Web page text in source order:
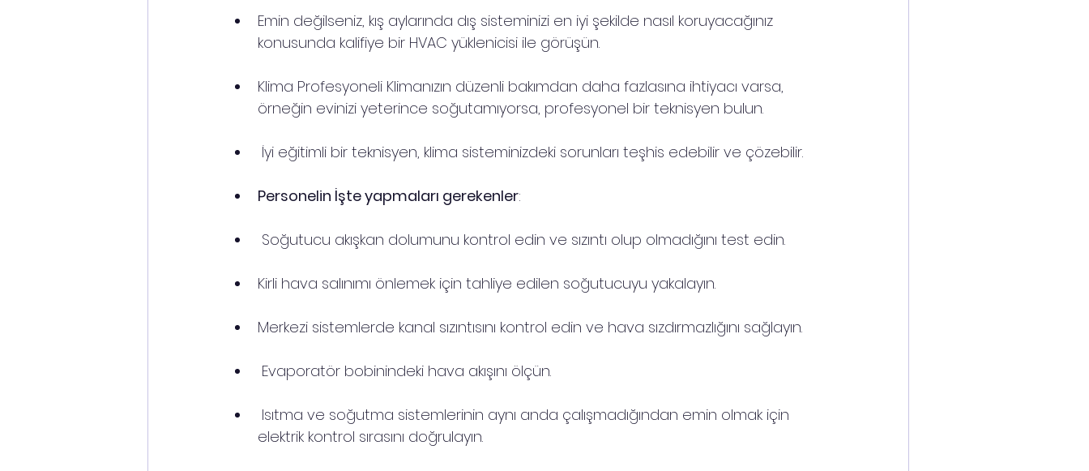
Emin değilseniz, kış aylarında dış sisteminizi en iyi şekilde nasıl koruyacağınız
konusunda kalifiye bir HVAC yüklenicisi ile görüşün.
Klima Profesyoneli Klimanızın düzenli bakımdan daha fazlasına ihtiyacı varsa,
örneğin evinizi yeterince soğutamıyorsa, profesyonel bir teknisyen bulun.
İyi eğitimli bir teknisyen, klima sisteminizdeki sorunları teşhis edebilir ve çözebilir.
Personelin İşte yapmaları gerekenler:
Soğutucu akışkan dolumunu kontrol edin ve sızıntı olup olmadığını test edin.
Kirli hava salınımı önlemek için tahliye edilen soğutucuyu yakalayın.
Merkezi sistemlerde kanal sızıntısını kontrol edin ve hava sızdırmazlığını sağlayın.
Evaporatör bobinindeki hava akışını ölçün.
Isıtma ve soğutma sistemlerinin aynı anda çalışmadığından emin olmak için
elektrik kontrol sırasını doğrulayın.